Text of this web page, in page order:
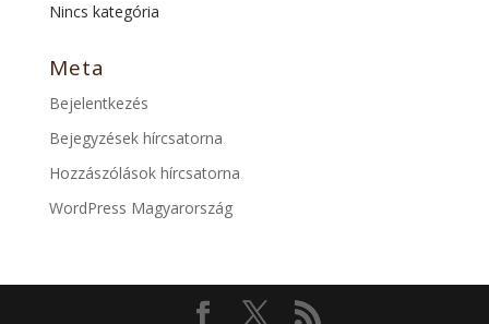
Nincs kategória
Meta
Bejelentkezés
Bejegyzések hírcsatorna
Hozzászólások hírcsatorna
WordPress Magyarország